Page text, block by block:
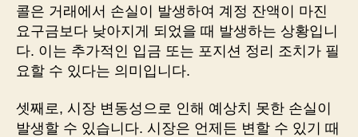
콜은 거래에서 손실이 발생하여 계정 잔액이 마진
요구금보다 낮아지게 되었을 때 발생하는 상황입니
다. 이는 추가적인 입금 또는 포지션 정리 조치가 필
요할 수 있다는 의미입니다.
셋째로, 시장 변동성으로 인해 예상치 못한 손실이
발생할 수 있습니다. 시장은 언제든 변할 수 있기 때